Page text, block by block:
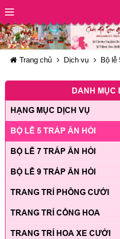
Trang chủ Dịch vụ Bộ lễ
DANH MỤC
HẠNG MỤC DỊCH VỤ
BỘ LỄ 5 TRÁP ĂN HỎI
BỘ LỄ 7 TRÁP ĂN HỎI
BỘ LỄ 9 TRÁP ĂN HỎI
TRANG TRÍ PHÔNG CƯỚI
TRANG TRÍ CỔNG HOA
TRANG TRÍ HOA XE CƯỚI